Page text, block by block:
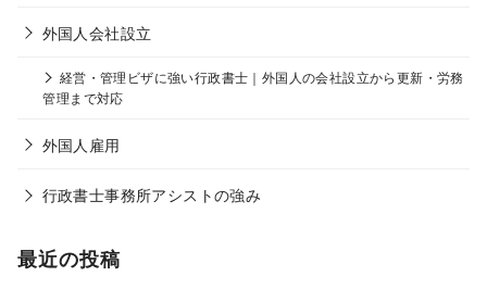
外国人会社設立
経営・管理ビザに強い行政書士｜外国人の会社設立から更新・労務
管理まで対応
外国人雇用
行政書士事務所アシストの強み
最近の投稿